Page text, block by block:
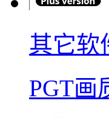
其它软
PGT画